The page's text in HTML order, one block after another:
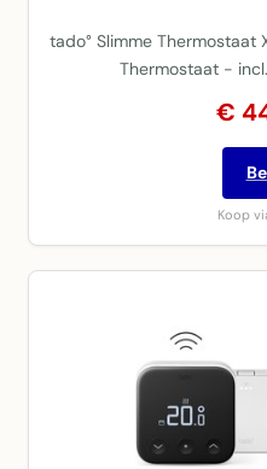
tado° Slimme
Thermostaat -
€
Koop